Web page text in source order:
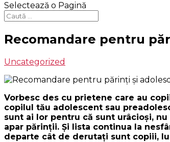
Selectează o Pagină
Recomandare pentru
Uncategorized
Vorbesc des cu prietene care au
copilul tău adolescent sau
sunt ai lor pentru că sunt urâcioşi,
apar părinţii. Şi lista continua la
departe cât de derutaţi sunt copiii,